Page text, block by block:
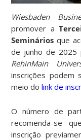
Wiesbaden
promover a
Semináriosque
de junho de 2025
RehinMain
inscrições
meio dolink de
O número de
recomenda-se
inscrição